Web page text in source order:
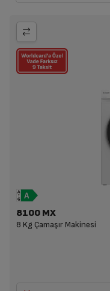
8100 MX
8 Kg Çamaşır Makinesi